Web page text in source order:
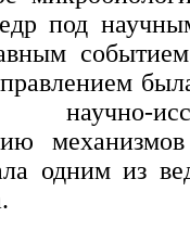
под
механизмов
одним из